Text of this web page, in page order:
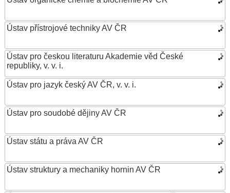
Ústav přístrojové techniky AV ČR
Ústav pro českou literaturu Akademie věd České
republiky, v. v. i.
Ústav pro jazyk český AV ČR, v. v. i.
Ústav pro soudobé dějiny AV ČR
Ústav státu a práva AV ČR
Ústav struktury a mechaniky hornin AV ČR